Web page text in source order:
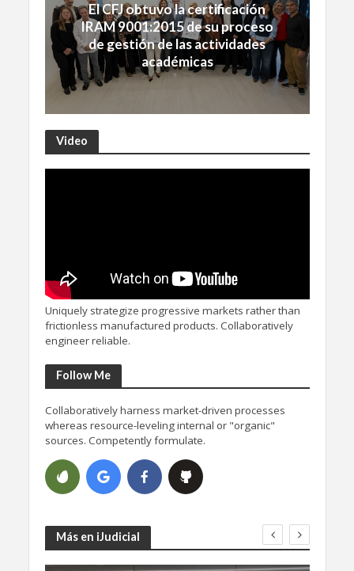
El CFJ obtuvo la certificación
IRAM 9001:2015 de su proceso
de gestión de las actividades
académicas
Video
Uniquely strategize progressive markets rather than
frictionless manufactured products. Collaboratively
engineer reliable.
Follow Me
Collaboratively harness market-driven processes
whereas resource-leveling internal or "organic"
sources. Competently formulate.
Más en iJudicial